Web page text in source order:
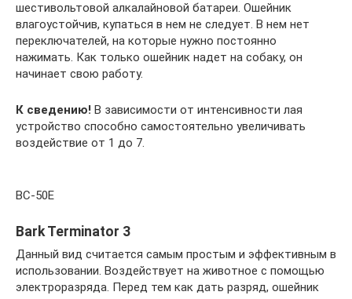
шестивольтовой алкалайновой батареи. Ошейник
влагоустойчив, купаться в нем не следует. В нем нет
переключателей, на которые нужно постоянно
нажимать. Как только ошейник надет на собаку, он
начинает свою работу.
К сведению! В зависимости от интенсивности лая
устройство способно самостоятельно увеличивать
воздействие от 1 до 7.
BC-50E
Bark Terminator 3
Данный вид считается самым простым и эффективным в
использовании. Воздействует на животное с помощью
электроразряда. Перед тем как дать разряд, ошейник